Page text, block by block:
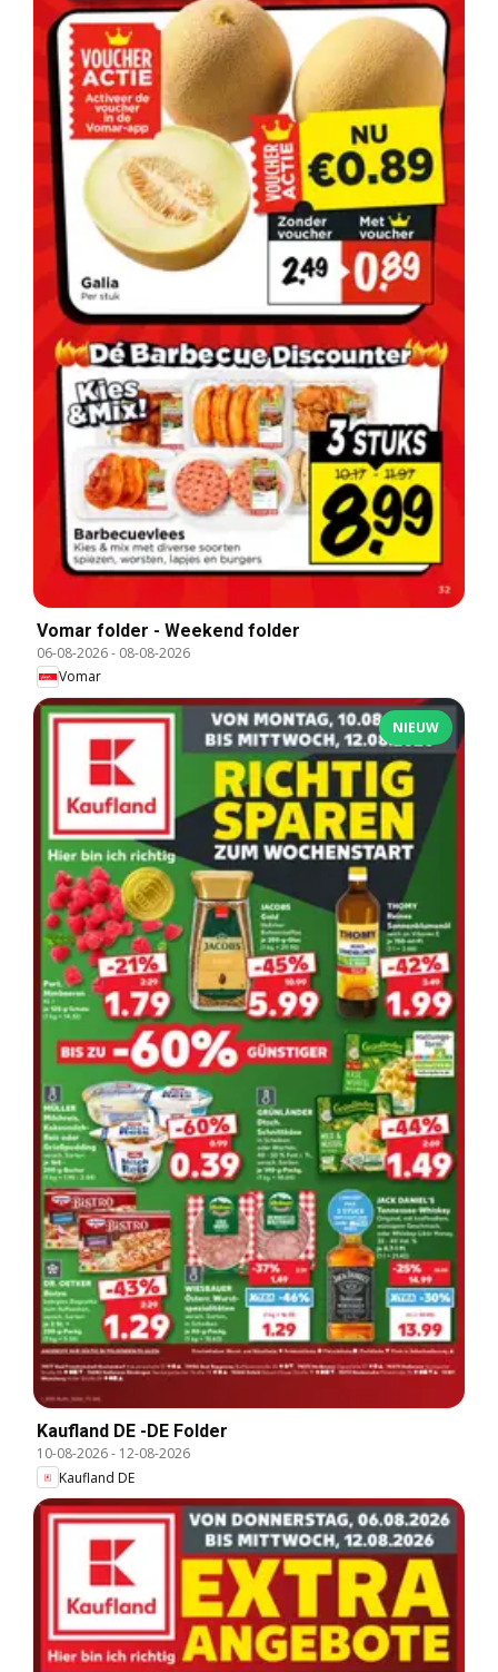
Vomar folder - Weekend folder
06-08-2026- 08-08-2026
Vomar
NIEUW
Kaufland DE -DE Folder
10-08-2026- 12-08-2026
Kaufland DE